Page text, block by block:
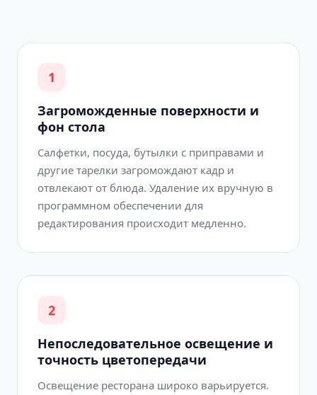
1
Загроможденные поверхности и
фон стола
Салфетки, посуда, бутылки с приправами и
другие тарелки загромождают кадр и
отвлекают от блюда. Удаление их вручную в
программном обеспечении для
редактирования происходит медленно.
2
Непоследовательное освещение и
точность цветопередачи
Освещение ресторана широко варьируется.